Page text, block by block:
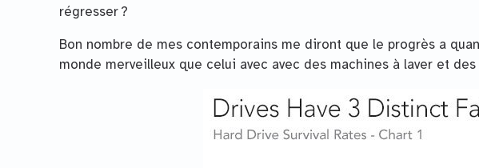
régresser ?
Bon nombre de mes contemporains me diront que le progrès a
monde merveilleux que celui avec avec des machines à laver et des